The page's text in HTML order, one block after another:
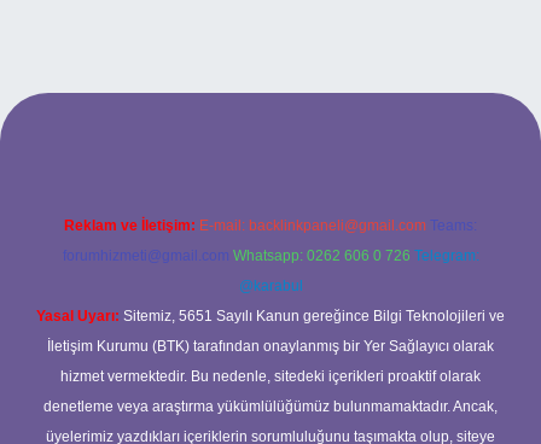
Reklam ve İletişim: E-mail: backlinkpaneli@gmail.com Teams:
forumhizmeti@gmail.com Whatsapp: 0262 606 0 726 Telegram:
@karabul
Yasal Uyarı: Sitemiz, 5651 Sayılı Kanun gereğince Bilgi Teknolojileri ve
İletişim Kurumu (BTK) tarafından onaylanmış bir Yer Sağlayıcı olarak
hizmet vermektedir. Bu nedenle, sitedeki içerikleri proaktif olarak
denetleme veya araştırma yükümlülüğümüz bulunmamaktadır. Ancak,
üyelerimiz yazdıkları içeriklerin sorumluluğunu taşımakta olup, siteye